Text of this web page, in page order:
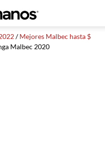
/Mejores Malbec hasta $
Malbec 2020